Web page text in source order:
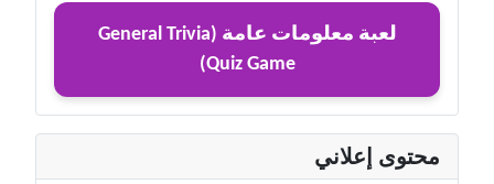
لعبة معلومات عامة (General Trivia
Quiz Game)
محتوى إعلاني